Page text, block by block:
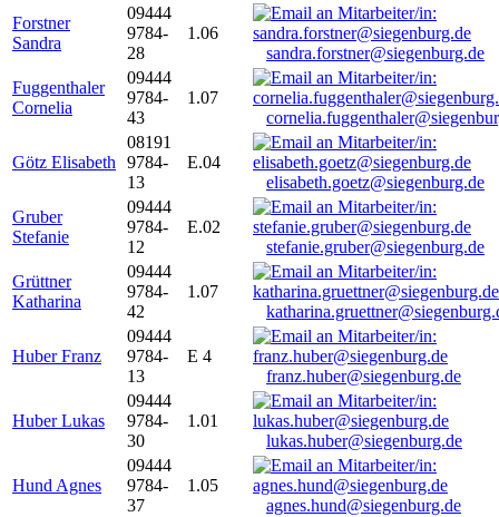
Forstner
Sandra
09444
9784-
28
1.06
sandra.forstner@siegenburg.de
Fuggenthaler
Cornelia
09444
9784-
43
1.07
Götz Elisabeth
08191
9784-
13
E.04
elisabeth.goetz@siegenburg.de
Gruber
Stefanie
09444
9784-
12
E.02
stefanie.gruber@siegenburg.de
Grüttner
Katharina
09444
9784-
42
1.07
Huber Franz
09444
9784-
13
E 4
franz.huber@siegenburg.de
Huber Lukas
09444
9784-
30
1.01
lukas.huber@siegenburg.de
Hund Agnes
09444
9784-
37
1.05
agnes.hund@siegenburg.de